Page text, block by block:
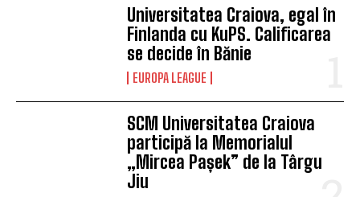
Universitatea Craiova, egal în
Finlanda cu KuPS. Calificarea
se decide în Bănie
EUROPA LEAGUE
SCM Universitatea Craiova
participă la Memorialul
„Mircea Pașek” de la Târgu
Jiu